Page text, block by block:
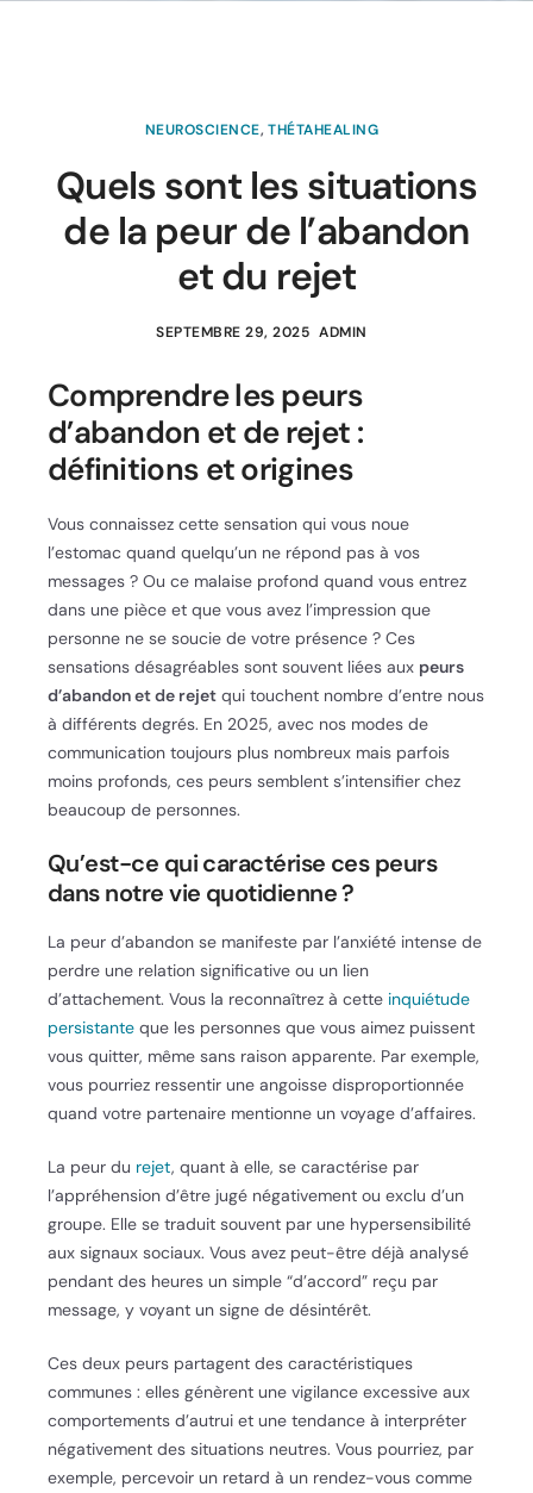
NEUROSCIENCE,THÉTAHEALING
Quels sont les situations
de la peur de l’abandon
et du rejet
SEPTEMBRE 29, 2025 ADMIN
Comprendre les peurs
d’abandon et de rejet :
définitions et origines
Vous connaissez cette sensation qui vous noue
l’estomac quand quelqu’un ne répond pas à vos
messages ? Ou ce malaise profond quand vous entrez
dans une pièce et que vous avez l’impression que
personne ne se soucie de votre présence ? Ces
sensations désagréables sont souvent liées aux peurs
d’abandon et de rejet qui touchent nombre d’entre nous
à différents degrés. En 2025, avec nos modes de
communication toujours plus nombreux mais parfois
moins profonds, ces peurs semblent s’intensifier chez
beaucoup de personnes.
Qu’est-ce qui caractérise ces peurs
dans notre vie quotidienne ?
La peur d’abandon se manifeste par l’anxiété intense de
perdre une relation significative ou un lien
d’attachement. Vous la reconnaîtrez à cette inquiétude
persistante que les personnes que vous aimez puissent
vous quitter, même sans raison apparente. Par exemple,
vous pourriez ressentir une angoisse disproportionnée
quand votre partenaire mentionne un voyage d’affaires.
La peur du rejet, quant à elle, se caractérise par
l’appréhension d’être jugé négativement ou exclu d’un
groupe. Elle se traduit souvent par une hypersensibilité
aux signaux sociaux. Vous avez peut-être déjà analysé
pendant des heures un simple “d’accord” reçu par
message, y voyant un signe de désintérêt.
Ces deux peurs partagent des caractéristiques
communes : elles génèrent une vigilance excessive aux
comportements d’autrui et une tendance à interpréter
négativement des situations neutres. Vous pourriez, par
exemple, percevoir un retard à un rendez-vous comme